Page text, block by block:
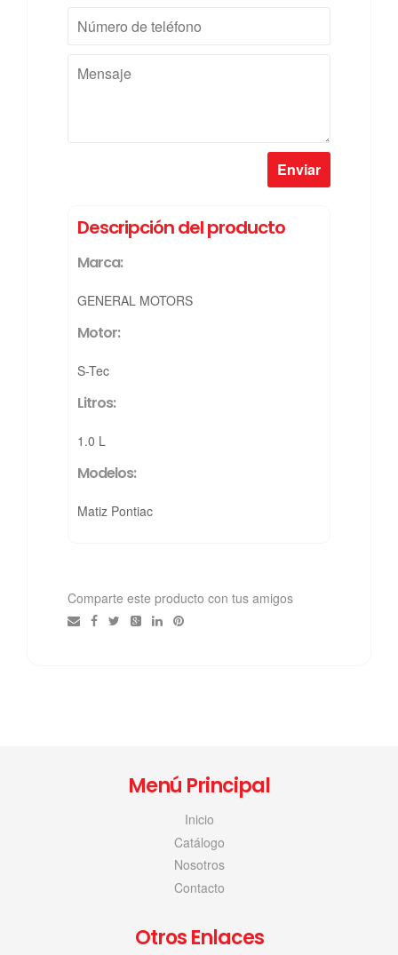
Número
de
Mensaje
Descripción del producto
Marca:
GENERAL MOTORS
Motor:
S-Tec
Litros:
1.0 L
Modelos:
Matiz Pontiac
Comparte este producto con tus amigos
Menú Principal
Inicio
Catálogo
Nosotros
Contacto
Otros Enlaces